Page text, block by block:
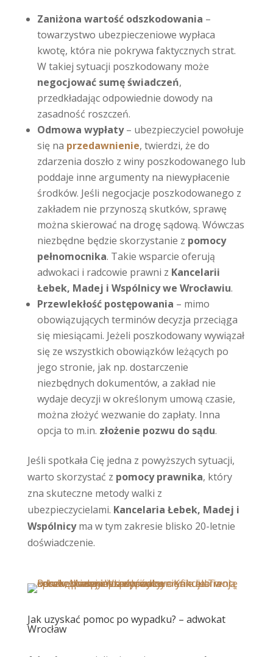
Zaniżona wartość odszkodowania –
towarzystwo ubezpieczeniowe wypłaca
kwotę, która nie pokrywa faktycznych strat.
W takiej sytuacji poszkodowany może
negocjować sumę świadczeń,
przedkładając odpowiednie dowody na
zasadność roszczeń.
Odmowa wypłaty– ubezpieczyciel powołuje
się na przedawnienie, twierdzi, że do
zdarzenia doszło z winy poszkodowanego lub
poddaje inne argumenty na niewypłacenie
środków. Jeśli negocjacje poszkodowanego z
zakładem nie przynoszą skutków, sprawę
można skierować na drogę sądową. Wówczas
niezbędne będzie skorzystanie z pomocy
pełnomocnika. Takie wsparcie oferują
adwokaci i radcowie prawni z Kancelarii
Łebek, Madej i Wspólnicy we Wrocławiu.
Przewlekłość postępowania – mimo
obowiązujących terminów decyzja przeciąga
się miesiącami. Jeżeli poszkodowany wywiązał
się ze wszystkich obowiązków leżących po
jego stronie, jak np. dostarczenie
niezbędnych dokumentów, a zakład nie
wydaje decyzji w określonym umową czasie,
można złożyć wezwanie do zapłaty. Inna
opcja to m.in. złożenie pozwu do sądu.
Jeśli spotkała Cię jedna z powyższych sytuacji,
warto skorzystać z pomocy prawnika, który
zna skuteczne metody walki z
ubezpieczycielami. Kancelaria Łebek, Madej i
Wspólnicyma w tym zakresie blisko 20-letnie
doświadczenie.
Jak uzyskać pomoc po wypadku? – adwokat
Wrocław